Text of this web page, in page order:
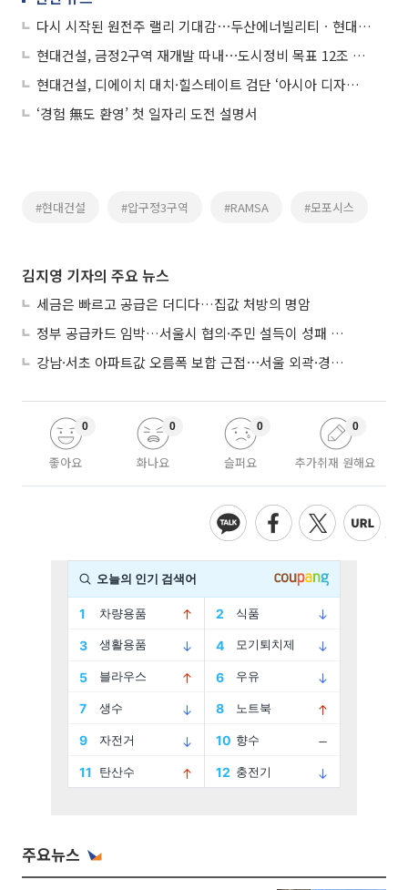
다시 시작된 원전주 랠리 기대감⋯두산에너빌리티ㆍ현대건설 등 ↑
현대건설, 금정2구역 재개발 따내⋯도시정비 목표 12조 정조준
현대건설, 디에이치 대치·힐스테이트 검단 ‘아시아 디자인상’ 수상
‘경험 無도 환영’ 첫 일자리 도전 설명서
#현대건설 #압구정3구역 #RAMSA #모포시스
김지영 기자의 주요 뉴스
세금은 빠르고 공급은 더디다…집값 처방의 명암
정부 공급카드 임박…서울시 협의·주민 설득이 성패 가른다
강남·서초 아파트값 오름폭 보합 근접⋯서울 외곽·경기 남부 중심 매수세
좋아요
0
화나요
0
슬퍼요
0
추가취재 원해요
0
주요뉴스